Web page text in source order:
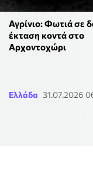
Αγρίνιο: Φωτιά σε
έκταση κοντά στο
Αρχοντοχώρι
Ελλάδα 31.07.2026